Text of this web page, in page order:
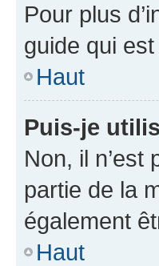
Pour plus
guide qui
Haut
Puis-je
Non, il n’est
partie de la
également
Haut